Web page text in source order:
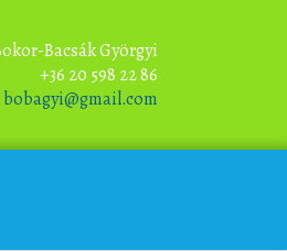
Bacsák Györgyi
+36 20 598 22 86
bobagyi@gmail.com